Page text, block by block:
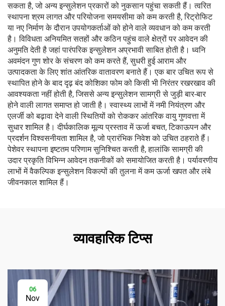
सकता है, जो अन्य इन्सुलेशन प्रकारों को नुकसान पहुंचा सकती हैं। त्वरित
स्थापना श्रम लागत और परियोजना समयसीमा को कम करती है, रिट्रोफिट
या नए निर्माण के दौरान उपयोगकर्ताओं को होने वाले व्यवधान को कम करती
है। विविधता अनियमित सतहों और कठिन पहुंच वाले क्षेत्रों पर आवेदन की
अनुमति देती है जहां पारंपरिक इन्सुलेशन अप्रभावी साबित होती है। ध्वनि
अवमंदन गुण शोर के संचरण को कम करते हैं, सुधरी हुई आराम और
उत्पादकता के लिए शांत आंतरिक वातावरण बनाते हैं। एक बार उचित रूप से
स्थापित होने के बाद दृढ़ बंद कोशिका फोम को किसी भी निरंतर रखरखाव की
आवश्यकता नहीं होती है, जिससे अन्य इन्सुलेशन सामग्री से जुड़ी बार-बार
होने वाली लागत समाप्त हो जाती है। स्वास्थ्य लाभों में नमी नियंत्रण और
एलर्जी को बढ़ावा देने वाली स्थितियों को रोककर आंतरिक वायु गुणवत्ता में
सुधार शामिल है। दीर्घकालिक मूल्य प्रस्ताव में ऊर्जा बचत, टिकाऊपन और
प्रदर्शन विश्वसनीयता शामिल है, जो प्रारंभिक निवेश को उचित ठहराते हैं।
पेशेवर स्थापना इष्टतम परिणाम सुनिश्चित करती है, हालांकि सामग्री की
उदार प्रकृति विभिन्न आवेदन तकनीकों को समायोजित करती है। पर्यावरणीय
लाभों में वैकल्पिक इन्सुलेशन विकल्पों की तुलना में कम ऊर्जा खपत और लंबे
जीवनकाल शामिल हैं।
व्यावहारिक टिप्स
06
Nov